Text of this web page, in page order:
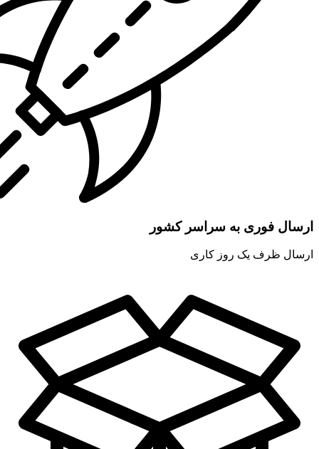
ارسال فوری به سراسر کشور
ارسال ظرف یک روز کاری